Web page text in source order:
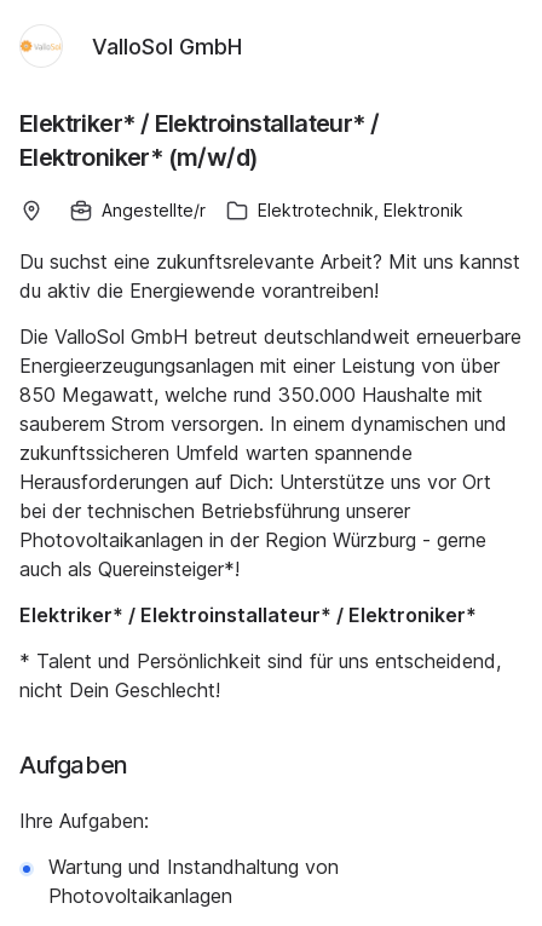
ValloSol GmbH
Elektriker* / Elektroinstallateur* /
Elektroniker* (m/w/d)
Angestellte/r Elektrotechnik, Elektronik
Du suchst eine zukunftsrelevante Arbeit? Mit uns kannst
du aktiv die Energiewende vorantreiben!
Die ValloSol GmbH betreut deutschlandweit erneuerbare
Energieerzeugungsanlagen mit einer Leistung von über
850 Megawatt, welche rund 350.000 Haushalte mit
sauberem Strom versorgen. In einem dynamischen und
zukunftssicheren Umfeld warten spannende
Herausforderungen auf Dich: Unterstütze uns vor Ort
bei der technischen Betriebsführung unserer
Photovoltaikanlagen in der Region Würzburg - gerne
auch als Quereinsteiger*!
Elektriker* / Elektroinstallateur* / Elektroniker*
* Talent und Persönlichkeit sind für uns entscheidend,
nicht Dein Geschlecht!
Aufgaben
Ihre Aufgaben:
Wartung und Instandhaltung von
Photovoltaikanlagen